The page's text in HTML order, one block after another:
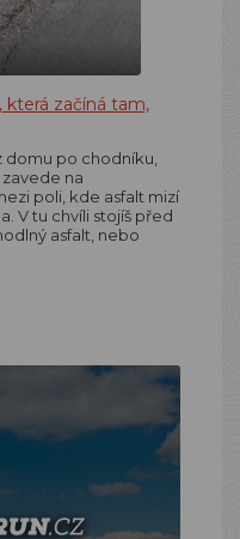
která začíná tam,
domu po chodníku,
na
poli, kde asfalt mizí
V tu chvíli stojíš před
asfalt, nebo